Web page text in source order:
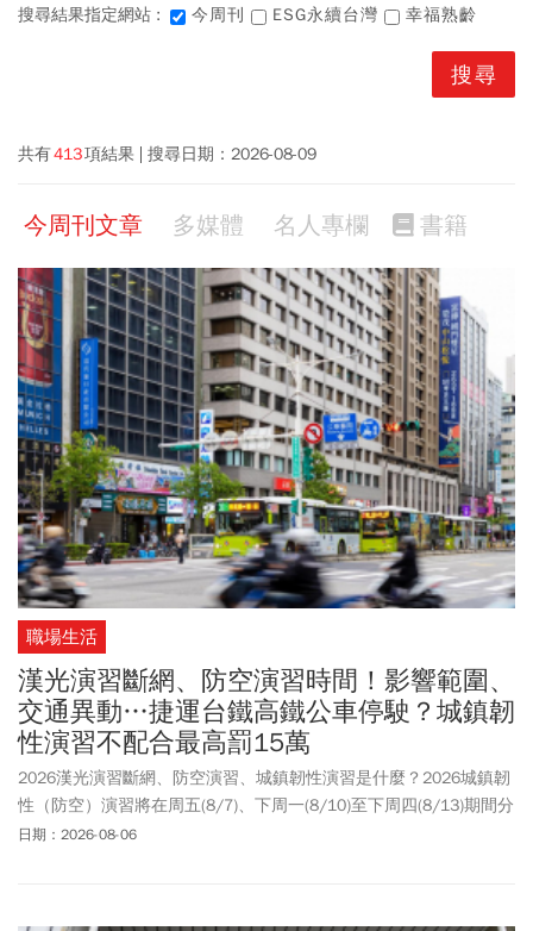
搜尋結果指定網站 : 今周刊 ESG永續台灣 幸福熟齡
共有413項結果 搜尋日期： 2026-08-09
今周刊文章 多媒體 名人專欄 書籍
職場生活
漢光演習斷網、防空演習時間！影響範圍、
交通異動…捷運台鐵高鐵公車停駛？城鎮韌
性演習不配合最高罰15萬
2026漢光演習斷網、防空演習、城鎮韌性演習是什麼？2026城鎮韌
性（防空）演習將在周五(8/7)、下周一(8/10)至下周四(8/13)期間分
區、分時段進行。其中，雙北及桃園、新竹等地區將於8/13實施，
日期：2026-08-06